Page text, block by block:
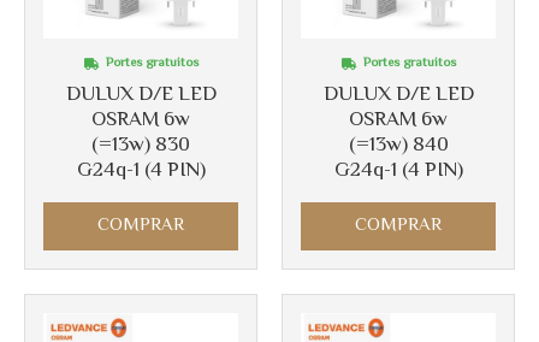
DULUX D/E LED
OSRAM 6w
(=13w) 830
G24q-1 (4 PIN)
Portes gratuitos
COMPRAR
DULUX D/E LED
OSRAM 6w
(=13w) 840
G24q-1 (4 PIN)
Portes gratuitos
COMPRAR